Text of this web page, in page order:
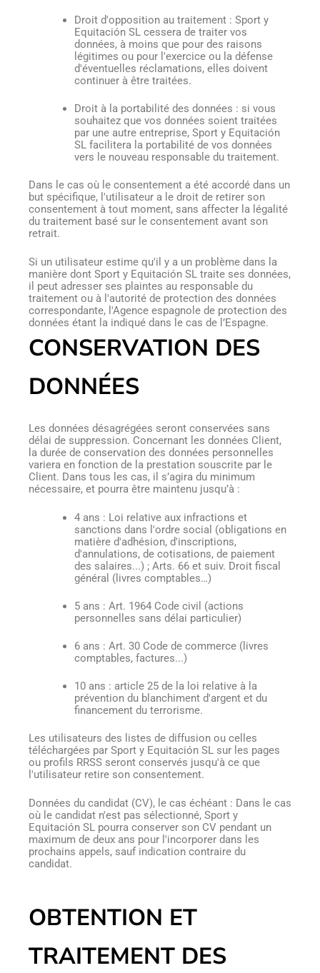
Droit d'opposition au traitement : Sport y
Equitación SL cessera de traiter vos
données, à moins que pour des raisons
légitimes ou pour l'exercice ou la défense
d'éventuelles réclamations, elles doivent
continuer à être traitées.
Droit à la portabilité des données : si vous
souhaitez que vos données soient traitées
par une autre entreprise, Sport y Equitación
SL facilitera la portabilité de vos données
vers le nouveau responsable du traitement.
Dans le cas où le consentement a été accordé dans un
but spécifique, l'utilisateur a le droit de retirer son
consentement à tout moment, sans affecter la légalité
du traitement basé sur le consentement avant son
retrait.
Si un utilisateur estime qu'il y a un problème dans la
manière dont Sport y Equitación SL traite ses données,
il peut adresser ses plaintes au responsable du
traitement ou à l'autorité de protection des données
correspondante, l'Agence espagnole de protection des
données étant la indiqué dans le cas de l’Espagne.
CONSERVATION DES
DONNÉES
Les données désagrégées seront conservées sans
délai de suppression. Concernant les données Client,
la durée de conservation des données personnelles
variera en fonction de la prestation souscrite par le
Client. Dans tous les cas, il s’agira du minimum
nécessaire, et pourra être maintenu jusqu’à :
4 ans : Loi relative aux infractions et
sanctions dans l'ordre social (obligations en
matière d'adhésion, d'inscriptions,
d'annulations, de cotisations, de paiement
des salaires...) ; Arts. 66 et suiv. Droit fiscal
général (livres comptables…)
5 ans : Art. 1964 Code civil (actions
personnelles sans délai particulier)
6 ans : Art. 30 Code de commerce (livres
comptables, factures...)
10 ans : article 25 de la loi relative à la
prévention du blanchiment d'argent et du
financement du terrorisme.
Les utilisateurs des listes de diffusion ou celles
téléchargées par Sport y Equitación SL sur les pages
ou profils RRSS seront conservés jusqu'à ce que
l'utilisateur retire son consentement.
Données du candidat (CV), le cas échéant : Dans le cas
où le candidat n'est pas sélectionné, Sport y
Equitación SL pourra conserver son CV pendant un
maximum de deux ans pour l'incorporer dans les
prochains appels, sauf indication contraire du
candidat.
OBTENTION ET
TRAITEMENT DES